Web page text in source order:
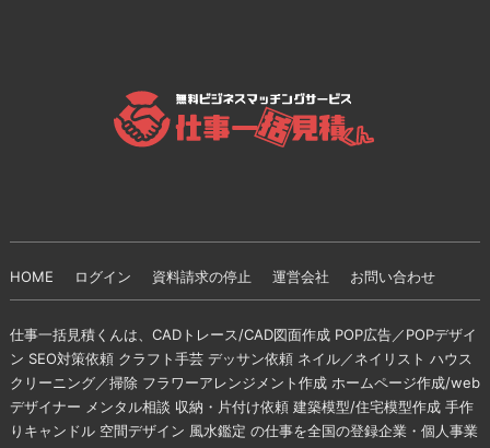
HOME ログイン 資料請求の停止 運営会社 お問い合わせ
仕事一括見積くんは、CADトレース/CAD図面作成 POP広告／POPデザイ
ン SEO対策依頼 クラフト手芸 デッサン依頼 ネイル／ネイリスト ハウス
クリーニング／掃除 フラワーアレンジメント作成 ホームページ作成/web
デザイナー メンタル相談 収納・片付け依頼 建築模型/住宅模型作成 手作
りキャンドル 空間デザイン 風水鑑定 の仕事を全国の登録企業・個人事業